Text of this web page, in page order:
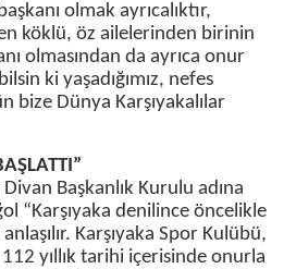
olmak ayrıcalıktır,
en köklü, öz ailelerinden birinin
olmasından da ayrıca onur
ki yaşadığımız, nefes
bize Dünya Karşıyakalılar
Başkanlık Kurulu adına
“Karşıyaka denilince öncelikle
Karşıyaka Spor Kulübü,
yıllık tarihi içerisinde onurla